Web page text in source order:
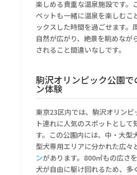
楽しめる貴重な温泉施設です。
ペットも一緒に温泉を楽しむこ
ックスした時間を過ごせます。
自然が広がり、絶景を眺めなが
されること間違いなしです。
駒沢オリンピック公園で
ン体験
東京23区内では、駒沢オリンピ
ト連れに人気のスポットとして
す。この公園内には、中・大型
型犬専用エリアに分かれた広々
ンがあります。800㎡もの広さ
犬が自由に駆け回れるため、多